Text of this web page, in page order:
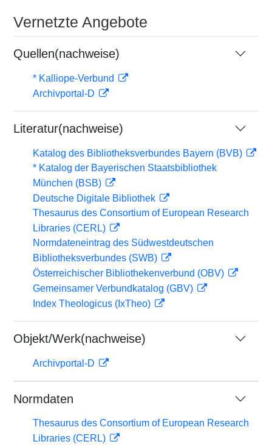
Vernetzte Angebote
Quellen(nachweise)
* Kalliope-Verbund
Archivportal-D
Literatur(nachweise)
Katalog des Bibliotheksverbundes Bayern (BVB)
* Katalog der Bayerischen Staatsbibliothek
München (BSB)
Deutsche Digitale Bibliothek
Thesaurus des Consortium of European Research
Libraries (CERL)
Normdateneintrag des Südwestdeutschen
Bibliotheksverbundes (SWB)
Österreichischer Bibliothekenverbund (OBV)
Gemeinsamer Verbundkatalog (GBV)
Index Theologicus (IxTheo)
Objekt/Werk(nachweise)
Archivportal-D
Normdaten
Thesaurus des Consortium of European Research
Libraries (CERL)